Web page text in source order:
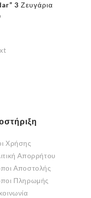
3 Ζευγάρια
Χρήσης
Απορρήτου
Αποστολής
Πληρωμής